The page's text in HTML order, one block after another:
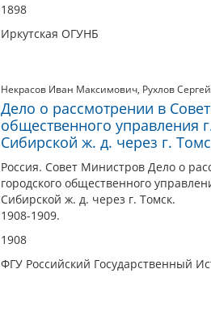
1898
Иркутская ОГУНБ
Некрасов Иван Максимович, Рухлов
Дело о рассмотрении в
общественного управления
Сибирской ж. д. через г.
Россия. Совет Министров Дело о
городского общественного
Сибирской ж. д. через г. Томск.
1908-1909.
1908
ФГУ Российский Государственный